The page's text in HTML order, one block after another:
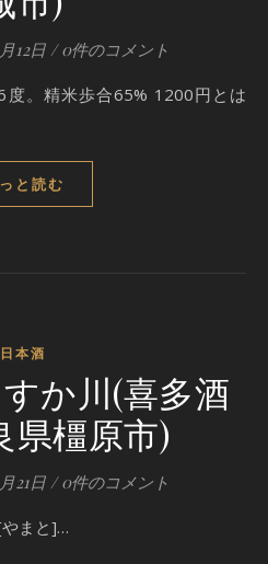
12日 / 0件のコメント
と読む
日本酒
か川(喜多酒
県橿原市)
21日 / 0件のコメント
やまと]…